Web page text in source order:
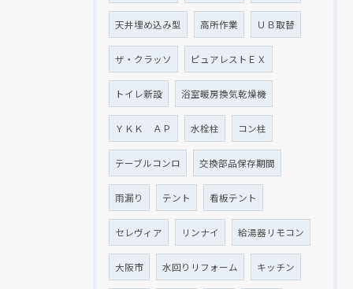
天井埋め込み型 高所作業 ＵＢ取替
ザ・クラッソ ピュアレストＥＸ
トイレ新設 浴室暖房換気乾燥機
ＹＫＫ ＡＰ 水栓柱 コン柱
テーブルコンロ 交換部品保存期間
雨漏り テント 看板テント
セレヴィア リンナイ 給湯器リモコン
大阪市 水回りリフォーム キッチン